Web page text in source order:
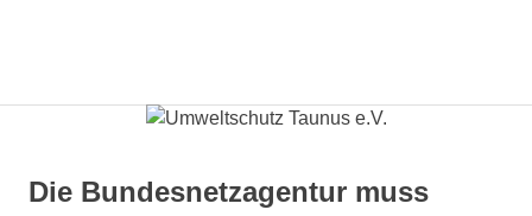
Taunus
e.V.
den
Energiewende
Die Bundesnetzagentur muss